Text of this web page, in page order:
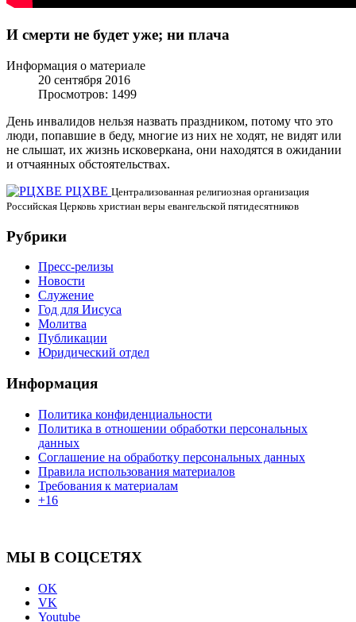
И смерти не будет уже; ни плача
Информация о материале
20 сентября 2016
Просмотров: 1499
День инвалидов нельзя назвать праздником, потому что это
люди, попавшие в беду, многие из них не ходят, не видят или
не слышат, их жизнь исковеркана, они находятся в ожидании
и отчаянных обстоятельствах.
РЦХВЕ Централизованная религиозная организация
Российская Церковь христиан веры евангельской пятидесятников
Рубрики
Пресс-релизы
Новости
Служение
Год для Иисуса
Молитва
Публикации
Юридический отдел
Информация
Политика конфиденциальности
Политика в отношении обработки персональных
данных
Соглашение на обработку персональных данных
Правила использования материалов
Требования к материалам
+16
МЫ В СОЦСЕТЯХ
OK
VK
Youtube